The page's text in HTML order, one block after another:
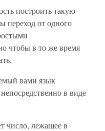
построить такую
переход от одного
чтобы в то же время
вами язык
в виде
число, лежащее в